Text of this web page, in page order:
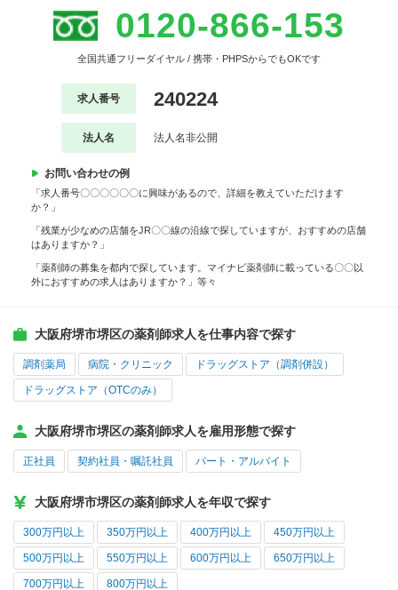
0120-866-153
全国共通フリーダイヤル / 携帯・PHPSからでもOKです
求人番号 240224
法人名 法人名非公開
お問い合わせの例
「求人番号〇〇〇〇〇〇に興味があるので、詳細を教えていただけます
か？」
「残業が少なめの店舗をJR〇〇線の沿線で探していますが、おすすめの店舗
はありますか？」
「薬剤師の募集を都内で探しています。マイナビ薬剤師に載っている〇〇以
外におすすめの求人はありますか？」等々
大阪府堺市堺区の薬剤師求人を仕事内容で探す
調剤薬局 病院・クリニック ドラッグストア（調剤併設）
ドラッグストア（OTCのみ）
大阪府堺市堺区の薬剤師求人を雇用形態で探す
正社員 契約社員・嘱託社員 パート・アルバイト
大阪府堺市堺区の薬剤師求人を年収で探す
300万円以上 350万円以上 400万円以上 450万円以上
500万円以上 550万円以上 600万円以上 650万円以上
700万円以上 800万円以上